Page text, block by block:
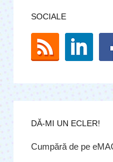
SOCIALE
DĂ-MI UN ECLER!
Cumpără de pe